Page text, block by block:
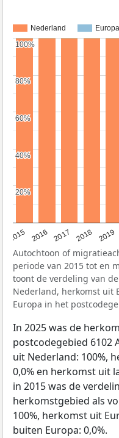
Nederland Europa
2015 2016 2017 2018 2019
20%
20%
40%
40%
60%
60%
80%
80%
100%
100%
Autochtoon of
periode van 2015 tot en
toont de verdeling van
Nederland, herkomst uit
Europa in het
In 2025 was de
postcodegebied 6102
uit Nederland: 100%,
0,0% en herkomst uit
in 2015 was de
herkomstgebied als
100%, herkomst uit
buiten Europa: 0,0%.